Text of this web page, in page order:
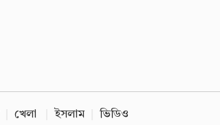
খেলা ইসলাম ভিডিও